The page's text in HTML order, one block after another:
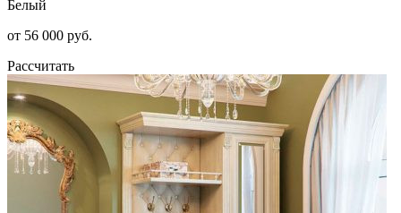
Белый
от 56 000 руб.
Рассчитать